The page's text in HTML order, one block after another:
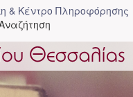
& Κέντρο Πληροφόρησης